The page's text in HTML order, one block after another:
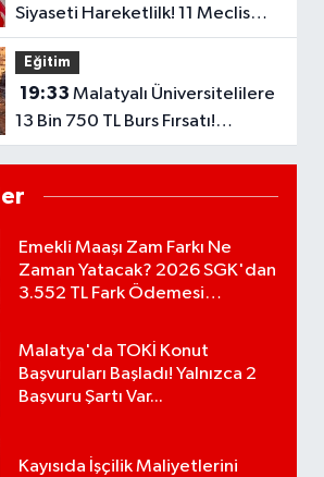
Siyaseti Hareketlilk! 11 Meclis
Üyesi Yeni Parti’ye Katıldı..
Eğitim
19:33
13 Bin 750 TL Burs Fırsatı!
Başvurular Başlıyor...
Emekli Maaşı Zam Farkı Ne
Zaman Yatacak? 2026 SGK'dan
3.552 TL Fark Ödemesi
Malatya'da TOKİ Konut
Başvuruları Başladı! Yalnızca 2
Başvuru Şartı Var...
Kayısıda İşçilik Maliyetlerini